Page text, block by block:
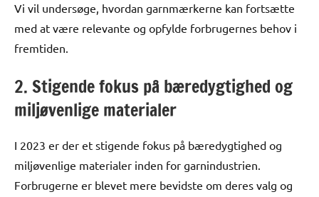
Vi vil undersøge, hvordan garnmærkerne kan fortsætte
med at være relevante og opfylde forbrugernes behov i
fremtiden.
2. Stigende fokus på bæredygtighed og
miljøvenlige materialer
I 2023 er der et stigende fokus på bæredygtighed og
miljøvenlige materialer inden for garnindustrien.
Forbrugerne er blevet mere bevidste om deres valg og